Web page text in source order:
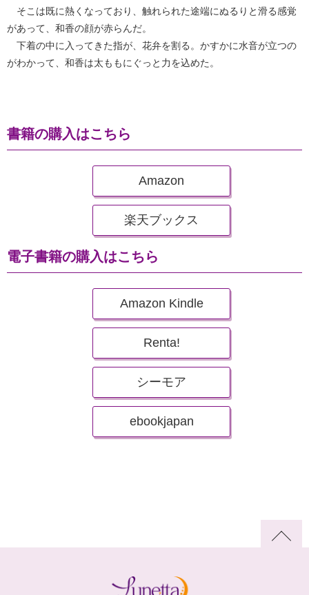
そこは既に熱くなっており、触れられた途端にぬるりと滑る感覚
があって、和香の顔が赤らんだ。
下着の中に入ってきた指が、花弁を割る。かすかに水音が立つの
がわかって、和香は太ももにぐっと力を込めた。
書籍の購入はこちら
Amazon
楽天ブックス
電子書籍の購入はこちら
Amazon Kindle
Renta!
シーモア
ebookjapan